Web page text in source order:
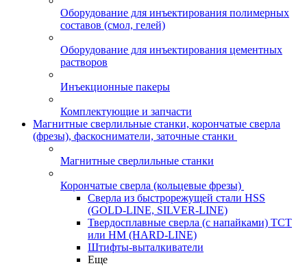
Оборудование для инъектирования полимерных
составов (смол, гелей)
Оборудование для инъектирования цементных
растворов
Инъекционные пакеры
Комплектующие и запчасти
Магнитные сверлильные станки, корончатые сверла
(фрезы), фаскосниматели, заточные станки
Магнитные сверлильные станки
Корончатые сверла (кольцевые фрезы)
Сверла из быстрорежущей стали HSS
(GOLD-LINE, SILVER-LINE)
Твердосплавные сверла (с напайками) ТСТ
или HM (HARD-LINE)
Штифты-выталкиватели
Еще